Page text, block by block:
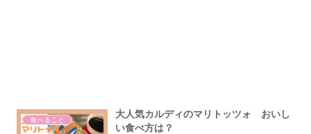
食べること
大人気カルディのマリトッツォ おいし
い食べ方は？